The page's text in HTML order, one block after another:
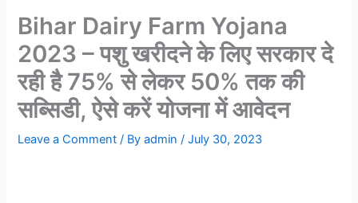
Bihar Dairy Farm Yojana
2023 – पशु खरीदने के लिए सरकार दे
रही है 75% से लेकर 50% तक की
सब्सिडी, ऐसे करें योजना में आवेदन
Leave a Comment / Byadmin/July 30, 2023